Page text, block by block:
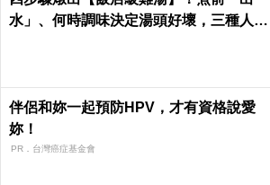
水」、何時調味決定湯頭好壞，三種人不
伴侶和妳一起預防HPV，才有資格說愛
妳！
PR．台灣癌症基金會